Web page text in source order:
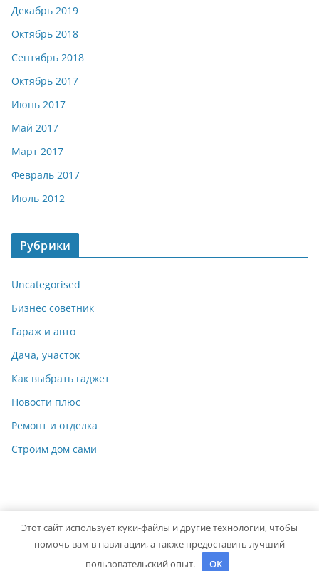
Декабрь 2019
Октябрь 2018
Сентябрь 2018
Октябрь 2017
Июнь 2017
Май 2017
Март 2017
Февраль 2017
Июль 2012
Рубрики
Uncategorised
Бизнес советник
Гараж и авто
Дача, участок
Как выбрать гаджет
Новости плюс
Ремонт и отделка
Строим дом сами
Copyright © 2026 Идеальный ремонт. Powered byColorMag
Этот сайт использует куки-файлы и другие технологии, чтобы
помочь вам в навигации, а также предоставить лучший
пользовательский опыт.
OK